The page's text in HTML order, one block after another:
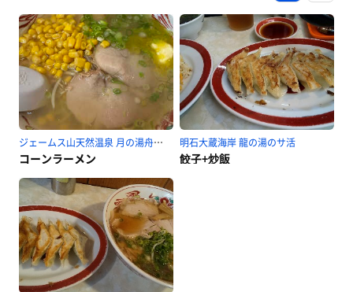
ジェームス山天然温泉 月の湯舟のサ活
コーンラーメン
明石大蔵海岸 龍の湯のサ活
餃子+炒飯